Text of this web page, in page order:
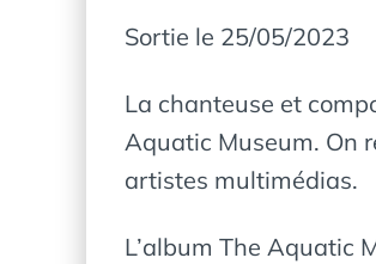
Sortie le 25/05/2023
La chanteuse et
Aquatic Museum. On
artistes multimédias.
L’album The Aquatic